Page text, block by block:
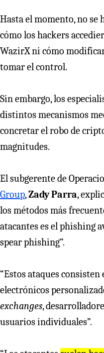
Hasta el momento, no se
cómo los hackers
WazirX ni cómo
tomar el control.
Sin embargo, los
distintos mecanismos
concretar el robo de
magnitudes.
El subgerente de
Group,Zady Parra,
los métodos más
atacantes es el phishing
spear phishing”.
“Estos ataques
electrónicos
exchanges,
usuarios individuales”.